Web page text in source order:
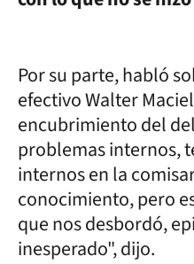
Por su parte, habló
efectivo Walter
encubrimiento del
problemas internos,
internos en la
conocimiento, pero
que nos desbordó,
inesperado", dijo.